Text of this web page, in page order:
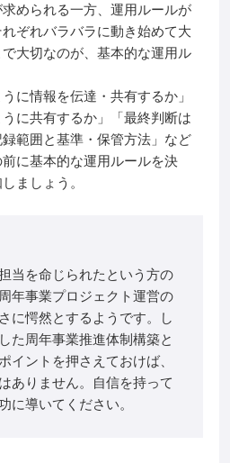
められる一方、運用ルールが
ぞれバラバラに動き始めて大
大切なのが、基本的な運用ル
に情報を伝達・共有するか」
うに共有するか」「最終判断は
範囲と基準・保管方法」など
に基本的な運用ルールを決
ましょう。
当を命じられたという方の
年事業プロジェクト運営の
に愕然とするようです。し
た周年事業推進体制構築と
イントを押さえておけば、
ありません。自信を持って
に導いてください。